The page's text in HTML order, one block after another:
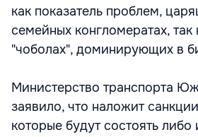
как показатель проблем,
семейных конгломератах,
"чоболах", доминирующих в
Министерство транспорта
заявило, что наложит
которые будут состоять либо